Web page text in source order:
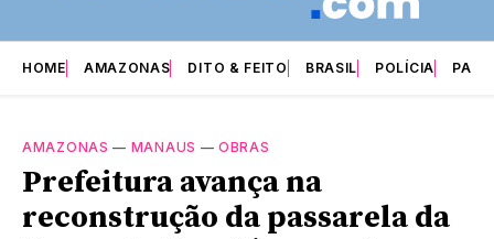
HOME AMAZONAS DITO & FEITO BRASIL POLÍCIA
AMAZONAS — MANAUS —OBRAS
Prefeitura avança na
reconstrução da passarela da